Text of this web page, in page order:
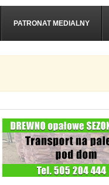
PATRONAT MEDIALNY